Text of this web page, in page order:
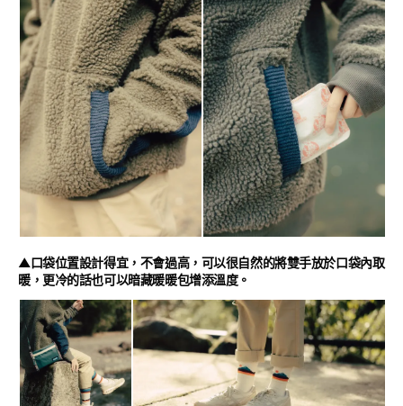
▲口袋位置設計得宜，不會過高，可以很自然的將雙手放於口袋內取
暖，更冷的話也可以暗藏暖暖包增添溫度。